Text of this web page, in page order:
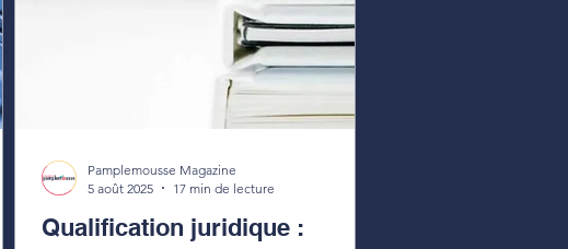
Qualification juridique :
Pamplemousse Magazine
5 août 2025
17 min de lecture